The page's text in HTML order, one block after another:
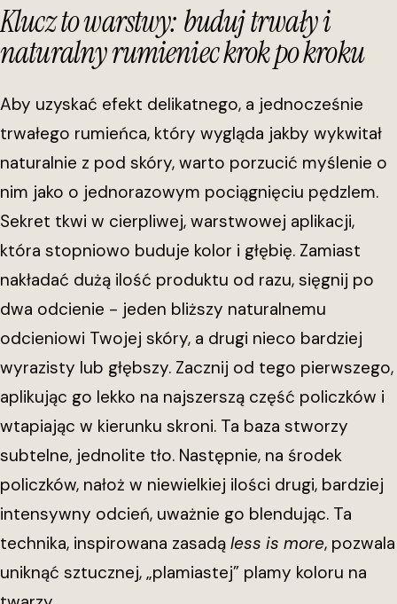
Klucz to warstwy: buduj trwały i
naturalny rumieniec krok po kroku
Aby uzyskać efekt delikatnego, a jednocześnie
trwałego rumieńca, który wygląda jakby wykwitał
naturalnie z pod skóry, warto porzucić myślenie o
nim jako o jednorazowym pociągnięciu pędzlem.
Sekret tkwi w cierpliwej, warstwowej aplikacji,
która stopniowo buduje kolor i głębię. Zamiast
nakładać dużą ilość produktu od razu, sięgnij po
dwa odcienie - jeden bliższy naturalnemu
odcieniowi Twojej skóry, a drugi nieco bardziej
wyrazisty lub głębszy. Zacznij od tego pierwszego,
aplikując go lekko na najszerszą część policzków i
wtapiając w kierunku skroni. Ta baza stworzy
subtelne, jednolite tło. Następnie, na środek
policzków, nałoż w niewielkiej ilości drugi, bardziej
intensywny odcień, uważnie go blendując. Ta
technika, inspirowana zasadą less is more, pozwala
uniknąć sztucznej, „plamiastej” plamy koloru na